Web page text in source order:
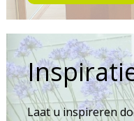
Laat u inspireren